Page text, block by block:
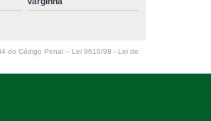
do Código Penal – Lei 9610/98 - Lei de